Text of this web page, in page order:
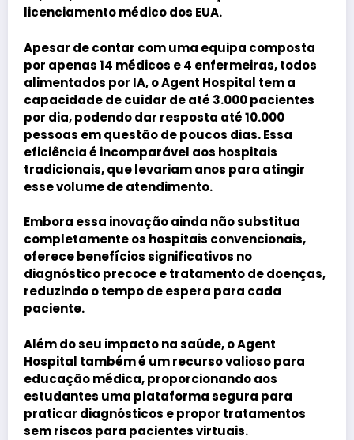
licenciamento médico dos EUA.
Apesar de contar com uma equipa composta
por apenas 14 médicos e 4 enfermeiras, todos
alimentados por IA, o Agent Hospital tem a
capacidade de cuidar de até 3.000 pacientes
por dia, podendo dar resposta até 10.000
pessoas em questão de poucos dias. Essa
eficiência é incomparável aos hospitais
tradicionais, que levariam anos para atingir
esse volume de atendimento.
Embora essa inovação ainda não substitua
completamente os hospitais convencionais,
oferece benefícios significativos no
diagnóstico precoce e tratamento de doenças,
reduzindo o tempo de espera para cada
paciente.
Além do seu impacto na saúde, o Agent
Hospital também é um recurso valioso para
educação médica, proporcionando aos
estudantes uma plataforma segura para
praticar diagnósticos e propor tratamentos
sem riscos para pacientes virtuais.